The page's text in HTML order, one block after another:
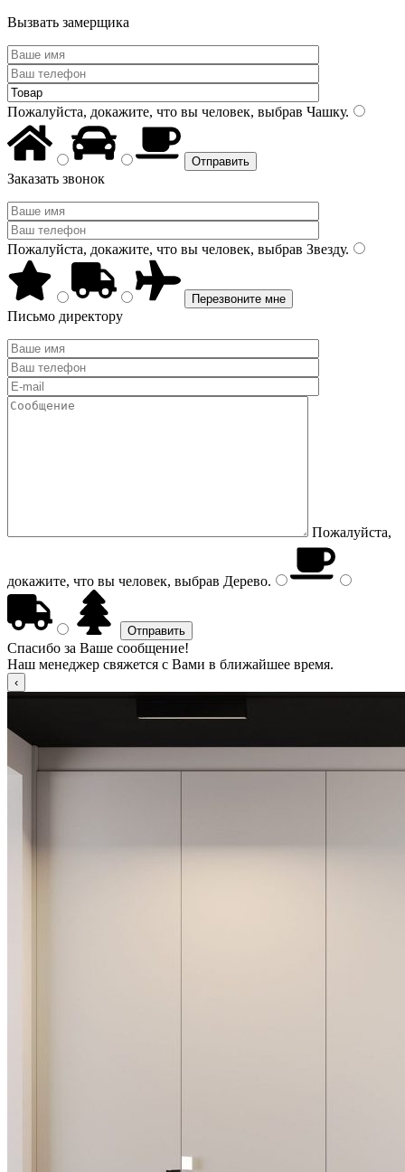
Вызвать замерщика
Пожалуйста, докажите, что вы человек, выбрав Чашку.
Заказать звонок
Пожалуйста, докажите, что вы человек, выбрав Звезду.
Письмо директору
Пожалуйста,
докажите, что вы человек, выбрав Дерево.
Спасибо за Ваше сообщение!
Наш менеджер свяжется с Вами в ближайшее время.